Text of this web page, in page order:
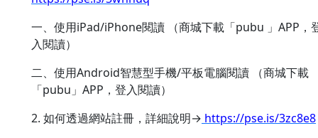
一、使用iPad/iPhone閱讀 （商城下載「pubu 」APP，
入閱讀）
二、使用Android智慧型手機/平板電腦閱讀 （商城下載
「pubu」APP，登入閱讀）
2. 如何透過網站註冊，詳細說明→ https://pse.is/3zc8e8